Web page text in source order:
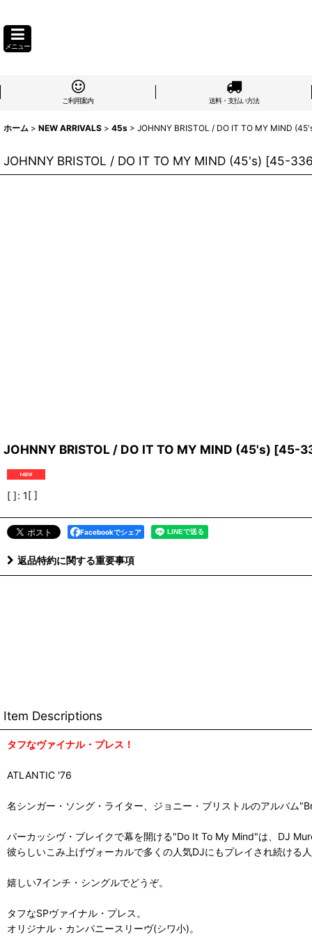
メニュー
ご利用案内 送料・支払い方法
ホーム > NEW ARRIVALS > 45s > JOHNNY BRISTOL / DO IT TO MY MIND
JOHNNY BRISTOL / DO IT TO MY MIND (45's) [45-
JOHNNY BRISTOL / DO IT TO MY MIND (45's) [45-
[ ]: 1[ ]
Facebookでシェア
返品特約に関する重要事項
Item Descriptions
タフなヴァイナル・プレス！
ATLANTIC '76
名シンガー・ソング・ライター、ジョニー・ブリストルのアルバム
パーカッシヴ・ブレイクで幕を開ける"Do It To My Mind"は、DJ
彼らしいこみ上げヴォーカルで多くの人気DJにもプレイされ続ける
嬉しい7インチ・シングルでどうぞ。
タフなSPヴァイナル・プレス。
オリジナル・カンパニースリーヴ(シワ小)。